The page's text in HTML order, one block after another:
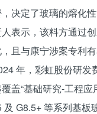
决定了玻璃的熔化
表示，该料方通过
且与康宁涉案专利有
年，彩虹股份研
盖“基础研究-工程
G8.5+ 等系列基板